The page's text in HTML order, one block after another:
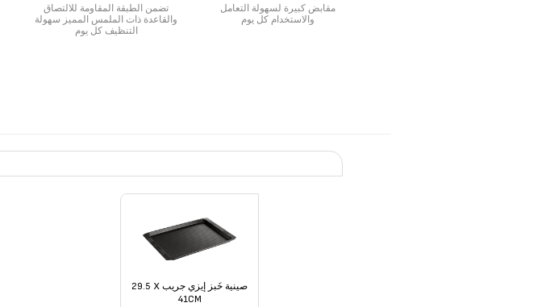
مقابض كبيرة لسهولة التعامل
والاستخدام كل يوم
تضمن الطبقة المقاومة للالتصاق
والقاعدة ذات الملمس المميز سهولة
التنظيف كل يوم
صينية خَبز إيزي جريب ‎29.5 X
41CM